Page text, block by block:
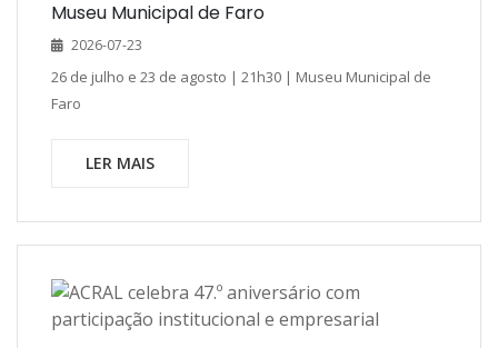
Museu Municipal de Faro
2026-07-23
26 de julho e 23 de agosto | 21h30 | Museu Municipal de
Faro
LER MAIS